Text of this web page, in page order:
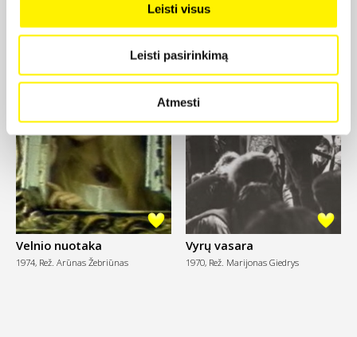
Leisti visus
Leisti pasirinkimą
Atmesti
Velnio nuotaka
1974, Rež. Arūnas Žebriūnas
Vyrų vasara
1970, Rež. Marijonas Giedrys